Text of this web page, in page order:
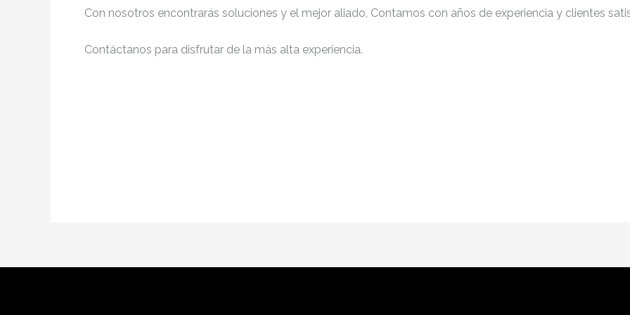
Con nosotros encontrarás soluciones y el mejor aliado, Contamos con años de experiencia y clientes
Contáctanos para disfrutar de la más alta experiencia.